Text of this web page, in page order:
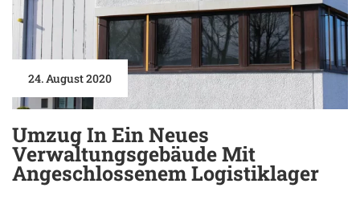
24. August 2020
Umzug In Ein Neues
Verwaltungsgebäude Mit
Angeschlossenem Logistiklager